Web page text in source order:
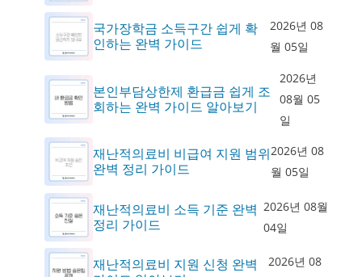
국가장학금 소득구간 쉽게 확
인하는 완벽 가이드
2026년 08
월 05일
본인부담상한제 환급금 쉽게 조
회하는 완벽 가이드 알아보기
2026년
08월 05
일
재난적의료비 비급여 지원 범위
완벽 정리 가이드
2026년 08
월 05일
재난적의료비 소득 기준 완벽
정리 가이드
2026년 08월
04일
재난적의료비 지원 신청 완벽
2026년 08